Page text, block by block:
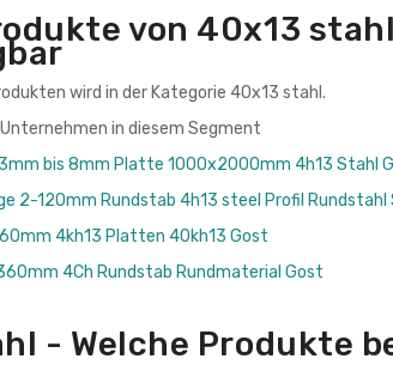
von 40x13
wird in der Kategorie 40x13 stahl.
in diesem Segment
bis 8mm Platte 1000x2000mm 4h13 Stahl
2-120mm Rundstab 4h13 steel Profil
4kh13 Platten 40kh13 Gost
4Ch Rundstab Rundmaterial Gost
- Welche Produkte